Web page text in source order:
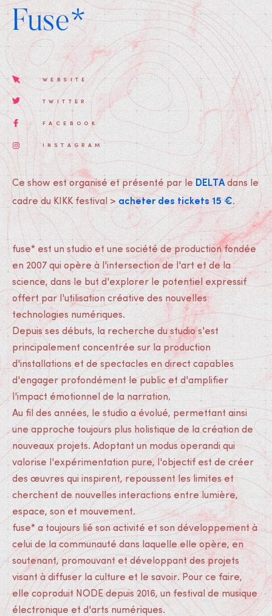
Fuse*
WEBSITE
TWITTER
FACEBOOK
INSTAGRAM
Ce show est organisé et présenté par le DELTAdans le
cadre du KIKK festival > acheter des tickets 15 €.
fuse* est un studio et une société de production fondée
en 2007 qui opère à l'intersection de l'art et de la
science, dans le but d'explorer le potentiel expressif
offert par l'utilisation créative des nouvelles
technologies numériques.
Depuis ses débuts, la recherche du studio s'est
principalement concentrée sur la production
d'installations et de spectacles en direct capables
d'engager profondément le public et d'amplifier
l'impact émotionnel de la narration.
Au fil des années, le studio a évolué, permettant ainsi
une approche toujours plus holistique de la création de
nouveaux projets. Adoptant un modus operandi qui
valorise l'expérimentation pure, l'objectif est de créer
des œuvres qui inspirent, repoussent les limites et
cherchent de nouvelles interactions entre lumière,
espace, son et mouvement.
fuse* a toujours lié son activité et son développement à
celui de la communauté dans laquelle elle opère, en
soutenant, promouvant et développant des projets
visant à diffuser la culture et le savoir. Pour ce faire,
elle coproduit NODE depuis 2016, un festival de musique
électronique et d'arts numériques.